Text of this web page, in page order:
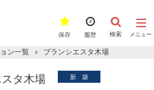
メニュー
検索
履歴
保存
ン一覧 ブランシエスタ木場
タ木場 新 築